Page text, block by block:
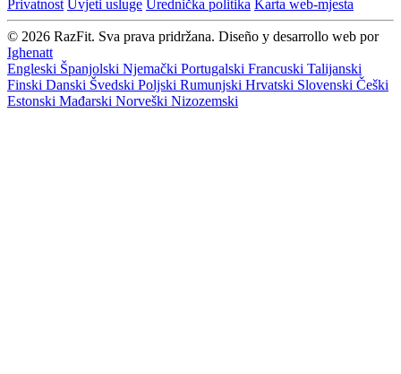
Privatnost Uvjeti usluge Urednička politika Karta web-mjesta
© 2026 RazFit. Sva prava pridržana. Diseño y desarrollo web por
Ighenatt
Engleski Španjolski Njemački Portugalski Francuski Talijanski
Finski Danski Švedski Poljski Rumunjski Hrvatski Slovenski Češki
Estonski Mađarski Norveški Nizozemski